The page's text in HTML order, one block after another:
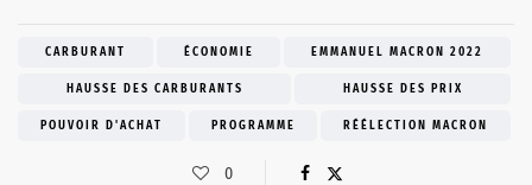
CARBURANT ÉCONOMIE EMMANUEL MACRON 2022
HAUSSE DES CARBURANTS HAUSSE DES PRIX
POUVOIR D'ACHAT PROGRAMME RÉÉLECTION MACRON
0